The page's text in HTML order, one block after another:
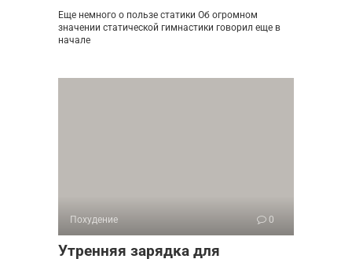
Еще немного о пользе статики Об огромном
значении статической гимнастики говорил еще в
начале
Похудение 0
Утренняя зарядка для